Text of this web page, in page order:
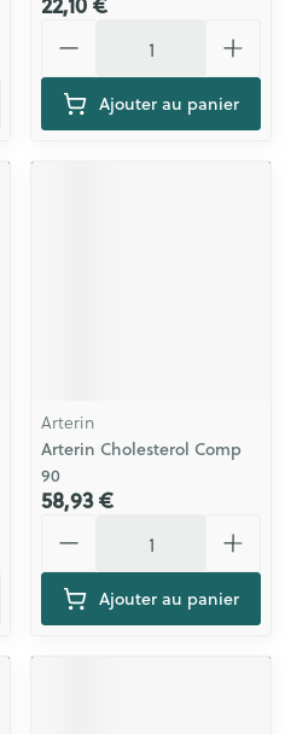
Ajouter au panier
Arterin
Arterin Cholesterol Comp
90
58,93 €
Ajouter au panier